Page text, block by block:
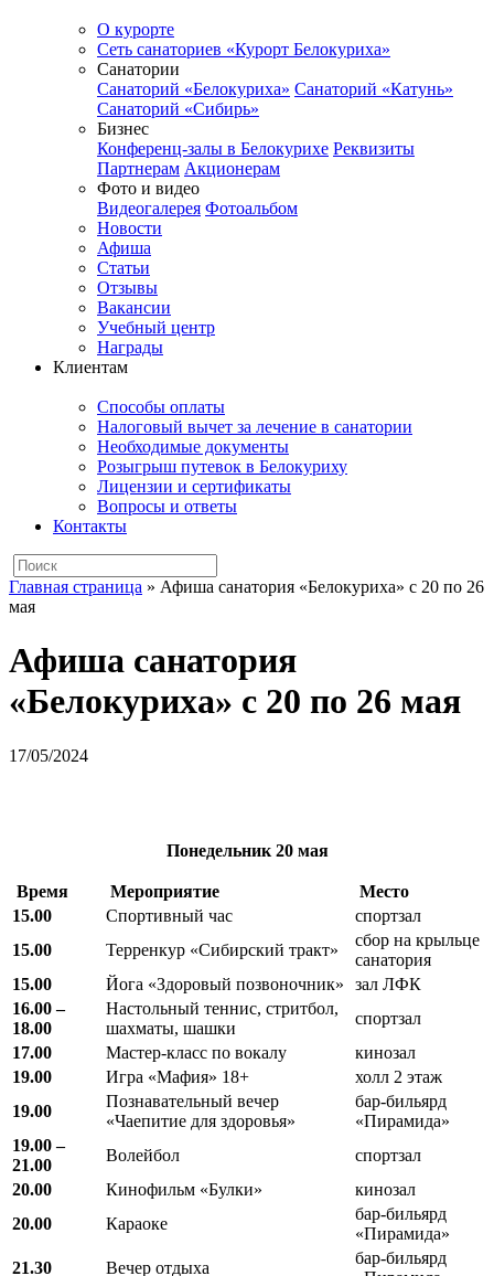
О курорте
Сеть санаториев «Курорт Белокуриха»
Санатории
Санаторий «Белокуриха» Санаторий «Катунь»
Санаторий «Сибирь»
Бизнес
Конференц-залы в Белокурихе Реквизиты
Партнерам Акционерам
Фото и видео
Видеогалерея Фотоальбом
Новости
Афиша
Статьи
Отзывы
Вакансии
Учебный центр
Награды
Клиентам
Способы оплаты
Налоговый вычет за лечение в санатории
Необходимые документы
Розыгрыш путевок в Белокуриху
Лицензии и сертификаты
Вопросы и ответы
Контакты
Главная страница » Афиша санатория «Белокуриха» с 20 по 26
мая
Афиша санатория
«Белокуриха» с 20 по 26 мая
17/05/2024
Понедельник 20 мая
Время Мероприятие
Место
15.00
Спортивный час
спортзал
15.00
Терренкур «Сибирский тракт»
сбор на крыльце
санатория
15.00
Йога «Здоровый позвоночник»
зал ЛФК
16.00 –
18.00
Настольный теннис, стритбол,
шахматы, шашки
спортзал
17.00
Мастер-класс по вокалу
кинозал
19.00
Игра «Мафия» 18+
холл 2 этаж
19.00
Познавательный вечер
«Чаепитие для здоровья»
бар-бильярд
«Пирамида»
19.00 –
21.00
Волейбол
спортзал
20.00
Кинофильм «Булки»
кинозал
20.00
Караоке
бар-бильярд
«Пирамида»
21.30
Вечер отдыха
бар-бильярд